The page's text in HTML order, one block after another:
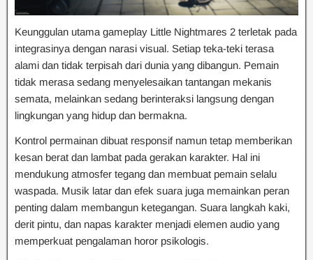
Keunggulan utama gameplay Little Nightmares 2 terletak pada
integrasinya dengan narasi visual. Setiap teka-teki terasa
alami dan tidak terpisah dari dunia yang dibangun. Pemain
tidak merasa sedang menyelesaikan tantangan mekanis
semata, melainkan sedang berinteraksi langsung dengan
lingkungan yang hidup dan bermakna.
Kontrol permainan dibuat responsif namun tetap memberikan
kesan berat dan lambat pada gerakan karakter. Hal ini
mendukung atmosfer tegang dan membuat pemain selalu
waspada. Musik latar dan efek suara juga memainkan peran
penting dalam membangun ketegangan. Suara langkah kaki,
derit pintu, dan napas karakter menjadi elemen audio yang
memperkuat pengalaman horor psikologis.